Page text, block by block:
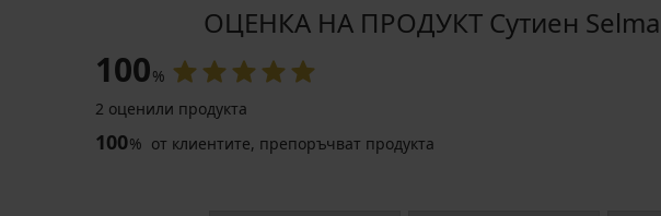
ОЦЕНКА НА ПРОДУКТ Сутиен
100%
2 оценили продукта
100% от клиентите, препоръчват продукта